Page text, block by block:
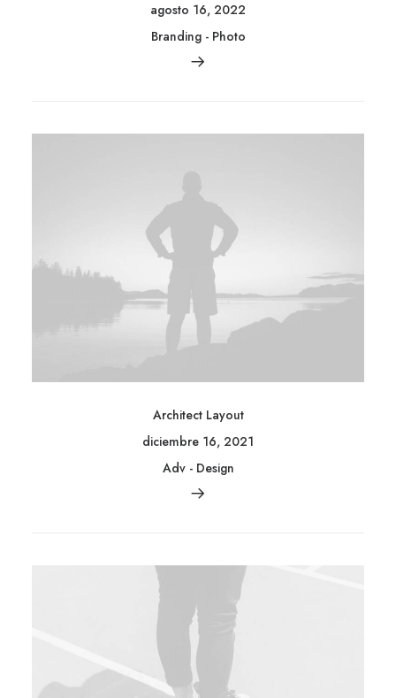
agosto 16, 2022
Branding- Photo
Architect Layout
diciembre 16, 2021
Adv- Design